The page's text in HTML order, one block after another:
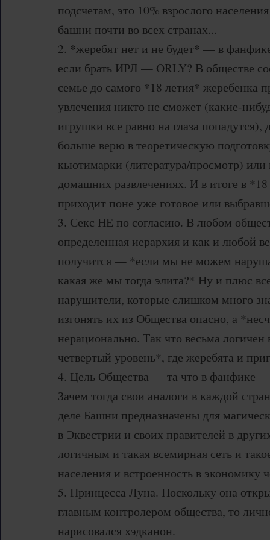
подсчетам, это 10% взрослого
башни почти во всех странах...
2. *жеребят нет и не будет* — в
если брать ИРЛ — ORLY? В обществе
семье до самого *18 летия* жеребенка
увлечения никто не сможет (какие-
игрушки все равно на глаза попадутся),
больше верю в теоретическую
кьютимарки (литература/просмотр) или
домашних развлечениях. И в итоге в
приходит поне уже готовое или
3. Секс НЕ по согласию. В любом
определенная иерархия и как и любой
получится — *если мы не можем
какая же мы тогда элита?* Ну и плюс
нарушители, которые слишком много
изгонять их из Общества опасно, а
нерационально. Так что весьма
четвертый уровень*, где жеребята и
4. Цель Общества — та что в фанфике
Зачем тогда свои аналоги в каждой
деле Башни предназначены для
в Эквестрии и своих правителей в
логичным и такая всемирная сеть и
населения и встроенность в экономику
5. Принцесса Луна. Поскольку она
главным контролером общества, то
нарисовался хэдканон.